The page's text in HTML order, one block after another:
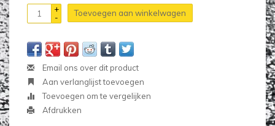
+
-
Toevoegen aan winkelwagen
Email ons over dit product
Aan verlanglijst toevoegen
Toevoegen om te vergelijken
Afdrukken